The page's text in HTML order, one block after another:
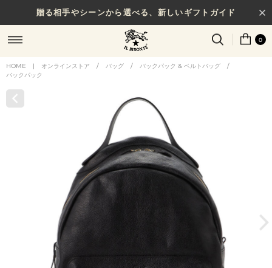
贈る相手やシーンから選べる、新しいギフトガイド
0
HOME | オンラインストア / バッグ / バックパック & ベルトバッグ
/
バックパック